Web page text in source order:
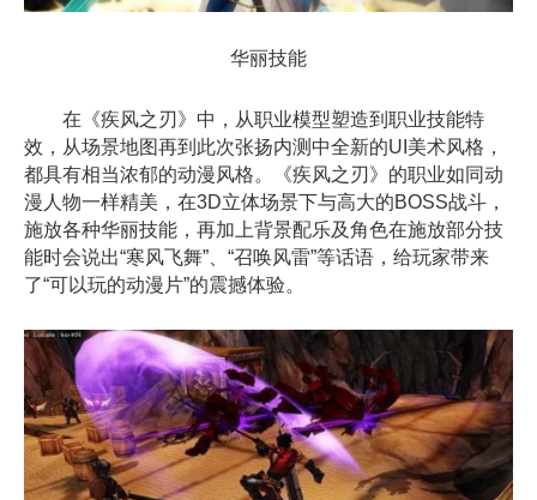
华丽技能
在《疾风之刃》中，从职业模型塑造到职业技能特
效，从场景地图再到此次张扬内测中全新的UI美术风格，
都具有相当浓郁的动漫风格。《疾风之刃》的职业如同动
漫人物一样精美，在3D立体场景下与高大的BOSS战斗，
施放各种华丽技能，再加上背景配乐及角色在施放部分技
能时会说出“寒风飞舞”、“召唤风雷”等话语，给玩家带来
了“可以玩的动漫片”的震撼体验。